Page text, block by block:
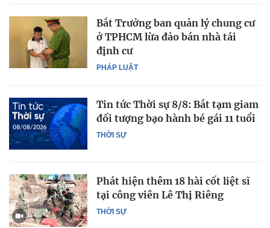
PHÁP LUẬT
Bắt Trưởng ban quản lý chung cư
ở TPHCM lừa đảo bán nhà tái
định cư
THỜI SỰ
Tin tức Thời sự 8/8: Bắt tạm giam
đối tượng bạo hành bé gái 11 tuổi
THỜI SỰ
Phát hiện thêm 18 hài cốt liệt sĩ
tại công viên Lê Thị Riêng